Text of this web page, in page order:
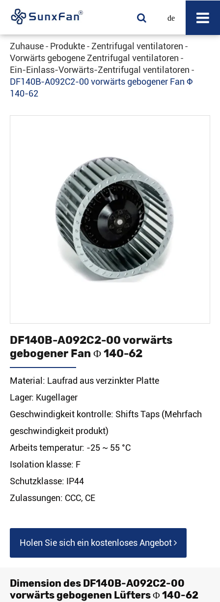
de
Zuhause Produkte
Zentrifugal ventilatoren
Vorwärts gebogene Zentrifugal ventilatoren
Ein-Einlass-Vorwärts-Zentrifugal ventilatoren
DF140B-A092C2-00 vorwärts gebogener Fan Φ
140-62
DF140B-A092C2-00 vorwärts
gebogener Fan Φ 140-62
Material: Laufrad aus verzinkter Platte
Lager: Kugellager
Geschwindigkeit kontrolle: Shifts Taps (Mehrfach
geschwindigkeit produkt)
Arbeits temperatur: -25 ~ 55 °C
Isolation klasse: F
Schutzklasse: IP44
Zulassungen: CCC, CE
Holen Sie sich ein kostenloses Angebot
Dimension des DF140B-A092C2-00
vorwärts gebogenen Lüfters Φ 140-62